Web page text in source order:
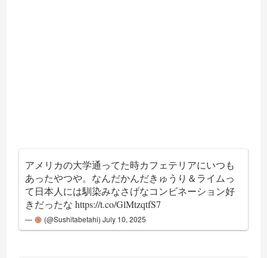
アメリカの大学通ってた時カフェテリアにいつも
あったやつや。なんだかんだきゅうり＆ライムっ
て日本人には馴染みなさげなコンビネーション好
きだったなhttps://t.co/GlMtzqtfS7
— (@Sushitabetahi) July 10, 2025